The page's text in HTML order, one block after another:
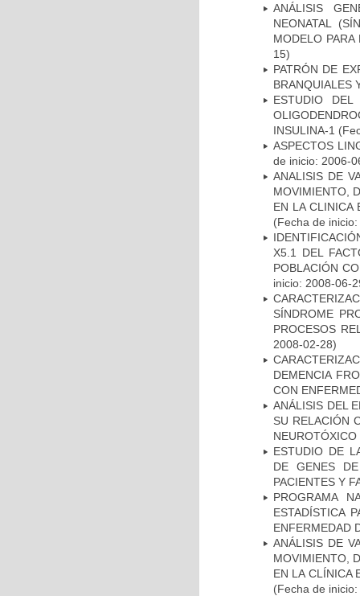
ANÁLISIS
NEONATAL
MODELO
15)
PATRÓN DE
BRANQUIALES
ESTUDIO
INSULINA-1
ASPECTOS
de inicio: 2006-
ANALISIS DE
MOVIMIENTO,
EN LA CLINICA
(Fecha de
X5.1 DEL
POBLACIÓN
inicio: 2008-06-
SÍNDROME
PROCESOS
2008-02-28)
DEMENCIA
CON
ANÁLISIS DEL
SU RELACIÓN
NEUROTÓXICO
ESTUDIO DE
DE GENES
PACIENTES Y
PROGRAMA
ESTADÍSTICA
ENFERMEDAD
ANÁLISIS DE
MOVIMIENTO,
EN LA CLÍNICA
(Fecha de